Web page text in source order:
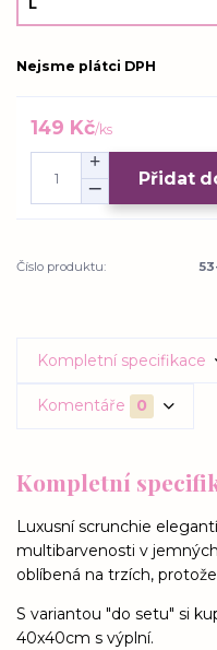
Nejsme plátci DPH
149 Kč/ks
Přidat
Číslo produktu:
Kompletní specifikace
Komentáře 0
Kompletní
Luxusní scrunchie
multibarvenosti v
oblíbená na trzích,
S variantou "do setu" si
40x40cm s výplní.